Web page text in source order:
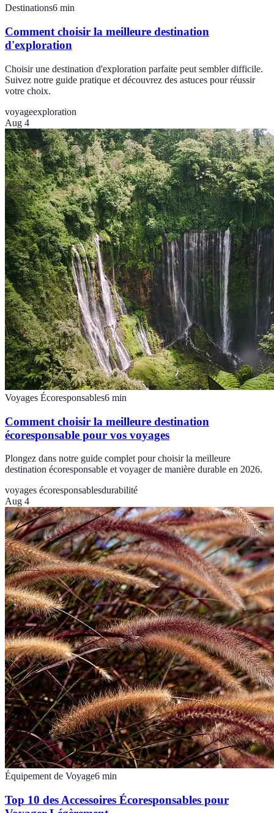
Destinations6 min
Comment choisir la meilleure destination
d'exploration
Choisir une destination d'exploration parfaite peut sembler difficile.
Suivez notre guide pratique et découvrez des astuces pour réussir
votre choix.
voyageexploration
Aug 4
Voyages Écoresponsables6 min
Comment choisir la meilleure destination
écoresponsable pour vos voyages
Plongez dans notre guide complet pour choisir la meilleure
destination écoresponsable et voyager de manière durable en 2026.
voyages écoresponsablesdurabilité
Aug 4
Équipement de Voyage6 min
Top 10 des Accessoires Écoresponsables pour